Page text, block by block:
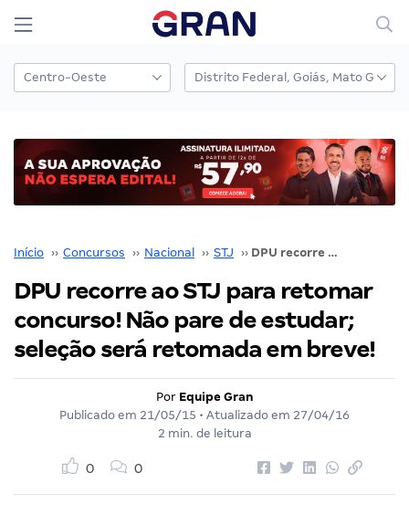
Início ›› Concursos ›› Nacional ›› STJ ›› DPU recorre ao STJ para retomar concurso! Não pare de estudar; seleção será retomada em breve!
DPU recorre ao STJ para retomar
concurso! Não pare de estudar;
seleção será retomada em breve!
Por Equipe Gran
Publicado em 21/05/15 • Atualizado em 27/04/16
2 min. de leitura
0 0